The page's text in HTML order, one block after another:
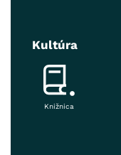
Kultúra
Knižnica